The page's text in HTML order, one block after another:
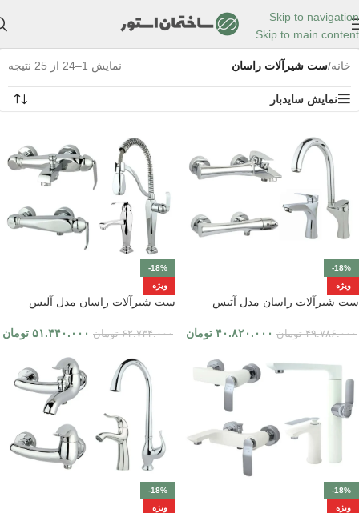
Skip to navigation
Skip to main content
خانه/ست شیرآلات راسان نمایش 1–24 از 25 نتیجه
نمایش سایدبار
-18%
ویژه
ست شیرآلات راسان مدل آتیس
۴۹.۷۸۶.۰۰۰ تومان ۴۰.۸۲۰.۰۰۰ تومان
-18%
ویژه
ست شیرآلات راسان مدل آلیس
۶۲.۷۳۴.۰۰۰ تومان ۵۱.۴۴۰.۰۰۰ تومان
-18%
ویژه
-18%
ویژه